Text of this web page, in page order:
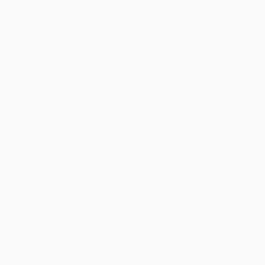
به کودکان